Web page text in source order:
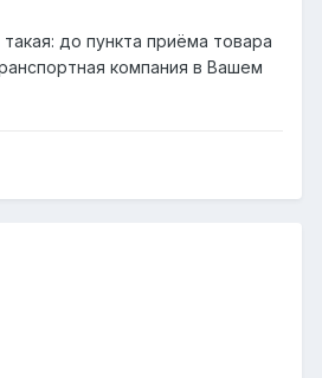
до пункта приёма товара
компания в Вашем